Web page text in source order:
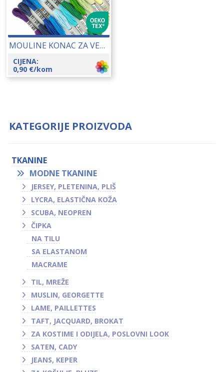
MOULINE KONAC ZA VEZENJE 25148
CIJENA:
0,90 €/kom
KATEGORIJE PROIZVODA
TKANINE
MODNE TKANINE
JERSEY, PLETENINA, PLIŠ
LYCRA, ELASTIČNA KOŽA
SCUBA, NEOPREN
ČIPKA
NA TILU
SA ELASTANOM
MACRAME
TIL, MREŽE
MUSLIN, GEORGETTE
LAME, PAILLETTES
TAFT, JACQUARD, BROKAT
ZA KOSTIME I ODIJELA, POSLOVNI LOOK
SATEN, CADY
JEANS, KEPER